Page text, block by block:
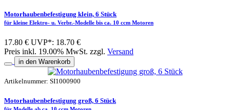
Motorhaubenbefestigung klein, 6 Stück
für kleine Elektro- u. Verbr.-Modelle bis ca. 10 ccm Motoren
17.80 € UVP*: 18.70 €
Preis inkl. 19.00% MwSt. zzgl. Versand
in den Warenkorb
Artikelnummer: SI1000900
Motorhaubenbefestigung groß, 6 Stück